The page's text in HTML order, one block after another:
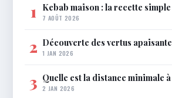
1 Kebab maison : la recette
7 AOÛT 2026
2 Découverte des vertus
1 JAN 2026
3 Quelle est la distance minimale
2 JAN 2026